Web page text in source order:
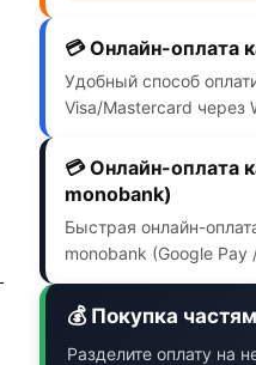
💳 Онлайн-оплата
Удобный способ
Visa/Mastercard через
💳 Онлайн-оплата
monobank)
Быстрая онлайн-
monobank (Google Pay
💰 Покупка
Разделите оплату на